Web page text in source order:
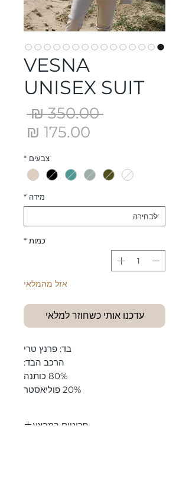
VESNA
UNISEX SUIT
‏350.00 ‏₪
צבעים *
מידה *
כמות *
אזל מהמלאי
עדכנו אותי כשחוזר למלאי
בד: פרנץ טרי
הרכב הבד:
80% כותנה
20% פוליאסטר
פריטים במבצע